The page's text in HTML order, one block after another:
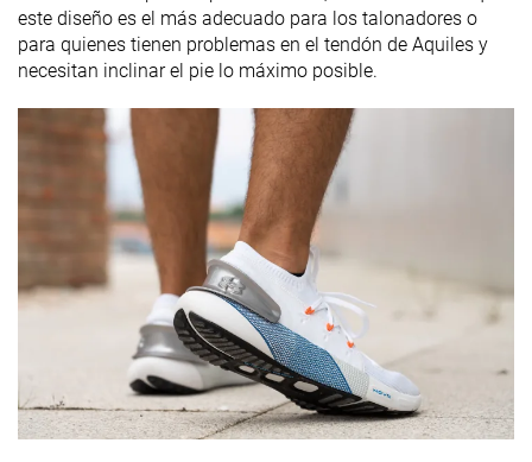
este diseño es el más adecuado para los talonadores o
para quienes tienen problemas en el tendón de Aquiles y
necesitan inclinar el pie lo máximo posible.